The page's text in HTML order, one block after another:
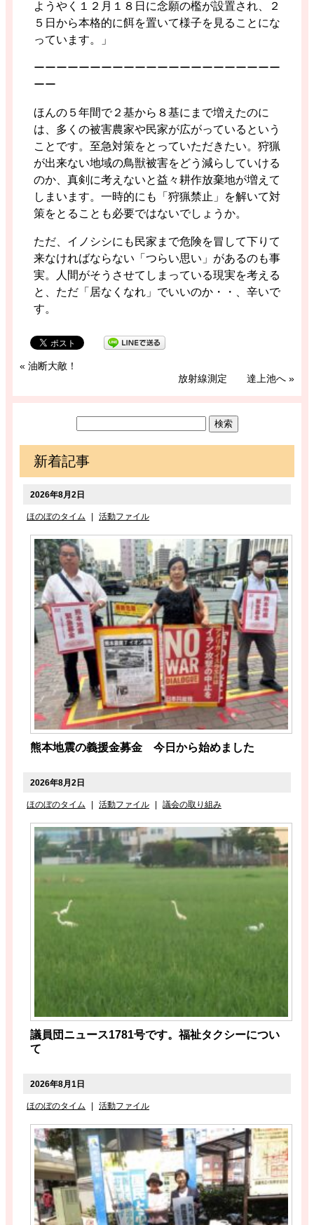
ようやく１２月１８日に念願の檻が設置され、２
５日から本格的に餌を置いて様子を見ることにな
っています。」
ーーーーーーーーーーーーーーーーーーーーーー
ーー
ほんの５年間で２基から８基にまで増えたのに
は、多くの被害農家や民家が広がっているという
ことです。至急対策をとっていただきたい。狩猟
が出来ない地域の鳥獣被害をどう減らしていける
のか、真剣に考えないと益々耕作放棄地が増えて
しまいます。一時的にも「狩猟禁止」を解いて対
策をとることも必要ではないでしょうか。
ただ、イノシシにも民家まで危険を冒して下りて
来なければならない「つらい思い」があるのも事
実。人間がそうさせてしまっている現実を考える
と、ただ「居なくなれ」でいいのか・・、辛いで
す。
« 油断大敵！
放射線測定 達上池へ »
新着記事
2026年8月2日
ほのぼのタイム 活動ファイル
熊本地震の義援金募金 今日から始めました
2026年8月2日
ほのぼのタイム | 活動ファイル | 議会の取り組み
議員団ニュース1781号です。福祉タクシーについ
て
2026年8月1日
ほのぼのタイム 活動ファイル